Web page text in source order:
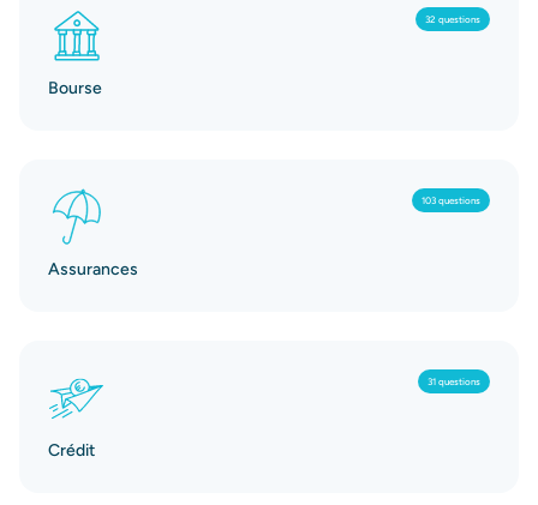
32 questions
Bourse
103 questions
Assurances
31 questions
Crédit